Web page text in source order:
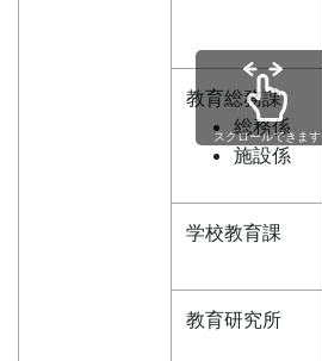
教育総務課
総務係
施設係
学校教育課
教育研究所
スクロールできます